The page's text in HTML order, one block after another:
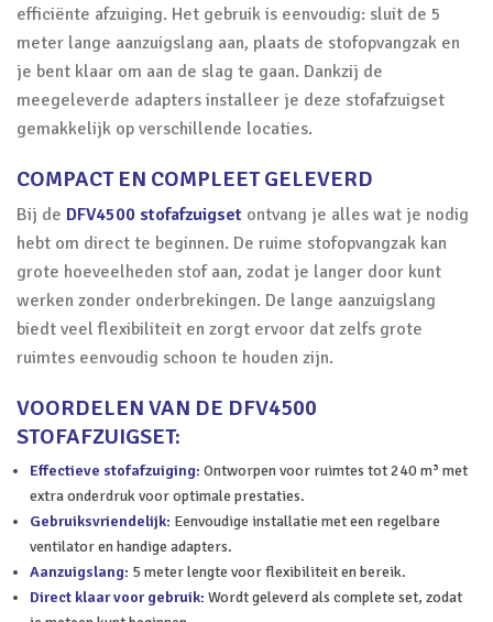
efficiënte afzuiging. Het gebruik is eenvoudig: sluit de 5
meter lange aanzuigslang aan, plaats de stofopvangzak en
je bent klaar om aan de slag te gaan. Dankzij de
meegeleverde adapters installeer je deze stofafzuigset
gemakkelijk op verschillende locaties.
COMPACT EN COMPLEET GELEVERD
Bij de DFV4500 stofafzuigset ontvang je alles wat je nodig
hebt om direct te beginnen. De ruime stofopvangzak kan
grote hoeveelheden stof aan, zodat je langer door kunt
werken zonder onderbrekingen. De lange aanzuigslang
biedt veel flexibiliteit en zorgt ervoor dat zelfs grote
ruimtes eenvoudig schoon te houden zijn.
VOORDELEN VAN DE DFV4500
STOFAFZUIGSET:
Effectieve stofafzuiging: Ontworpen voor ruimtes tot 240 m³ met
extra onderdruk voor optimale prestaties.
Gebruiksvriendelijk: Eenvoudige installatie met een regelbare
ventilator en handige adapters.
Aanzuigslang: 5 meter lengte voor flexibiliteit en bereik.
Direct klaar voor gebruik: Wordt geleverd als complete set, zodat